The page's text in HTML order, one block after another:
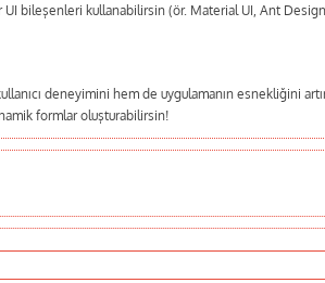
UI bileşenleri kullanabilirsin (ör. Material UI, Ant
deneyimini hem de uygulamanın esnekliğini
formlar oluşturabilirsin!